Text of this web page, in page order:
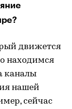
движется
находимся
каналы
нашей
сейчас